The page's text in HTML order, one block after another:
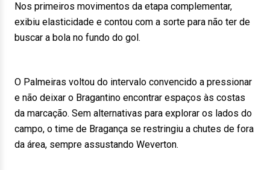
Nos primeiros movimentos da etapa complementar,
exibiu elasticidade e contou com a sorte para não ter de
buscar a bola no fundo do gol.
O Palmeiras voltou do intervalo convencido a pressionar
e não deixar o Bragantino encontrar espaços às costas
da marcação. Sem alternativas para explorar os lados do
campo, o time de Bragança se restringiu a chutes de fora
da área, sempre assustando Weverton.